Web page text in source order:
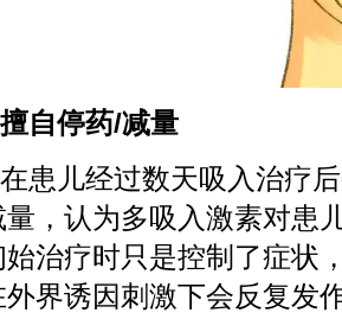
擅自停药/减量
患儿经过数天吸入治疗
，认为多吸入激素对患
治疗时只是控制了症状
界诱因刺激下会反复发